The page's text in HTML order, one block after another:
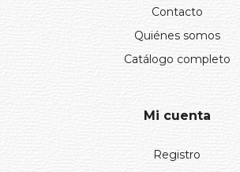
Contacto
Quiénes somos
Catálogo completo
Mi cuenta
Registro